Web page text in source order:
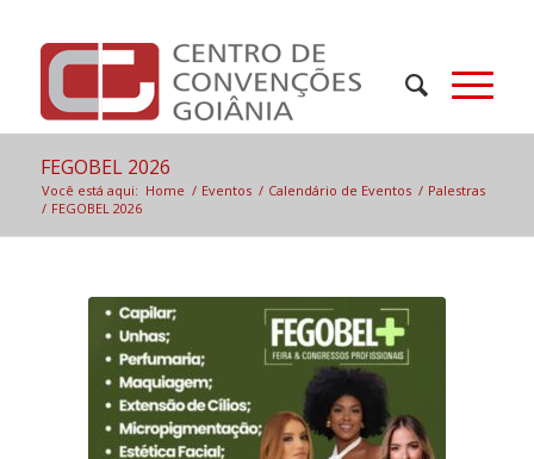
FEGOBEL 2026
Você está aqui: Home / Eventos / Calendário de Eventos / Palestras
/ FEGOBEL 2026